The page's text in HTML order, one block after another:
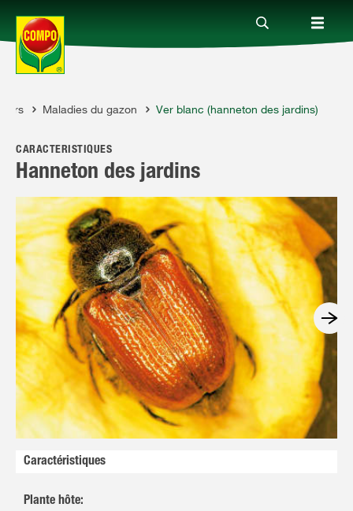
Produits
Conseil
Thèmes
Service
Qui sommes-nous?
FR FR NL NL
Maladies du gazon Ver blanc (hanneton des jardins)
CARACTÉRISTIQUES
Hanneton des jardins
Caractéristiques
Plante hôte: